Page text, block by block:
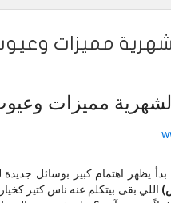
مميزات
مميزات
يظهر اهتمام كبير بوسائل
اللي بقى بيتكلم عنه ناس كتير